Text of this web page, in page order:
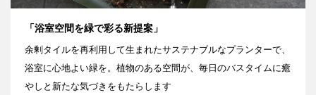
「浴室空間を緑で彩る新提案」
余剰タイルを再利用して生まれたサステナブルなプランターで、
浴室に心地よい緑を。植物のある空間が、毎日のバスタイムに癒
やしと新たな気づきをもたらします